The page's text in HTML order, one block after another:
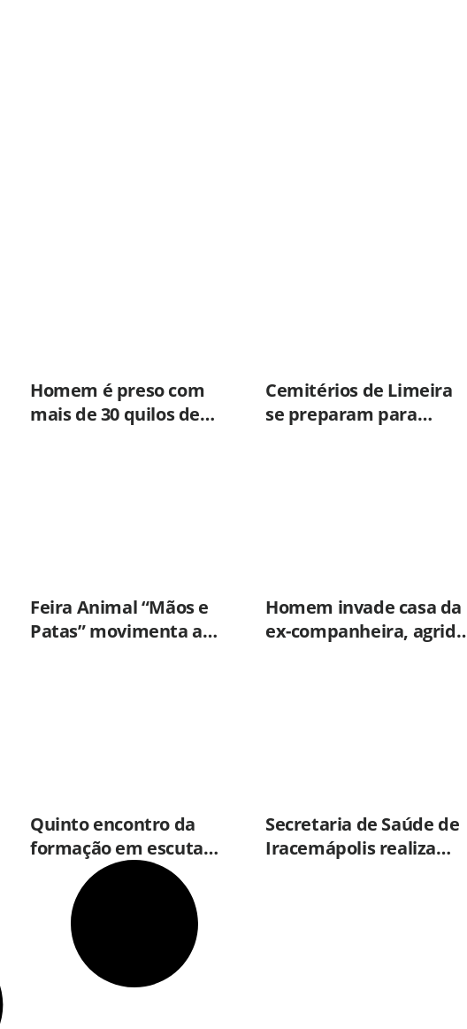
Homem é preso com
mais de 30 quilos de
Cemitérios de Limeira
se preparam para
Feira Animal “Mãos e
Patas” movimenta a
Homem invade casa da
ex-companheira, agride
Quinto encontro da
formação em escuta
especializada reforça
ações práticas para
proteção de crianças e
adolescentes em
Americana
Secretaria de Saúde de
Iracemápolis realiza